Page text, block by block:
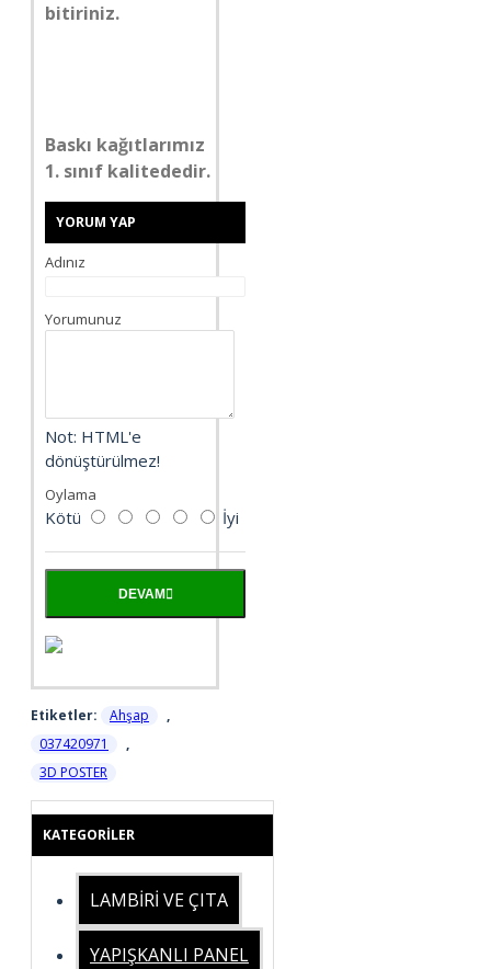
bitiriniz.
Baskı kağıtlarımız
1. sınıf kalitededir.
YORUM YAP
Adınız
Yorumunuz
Not: HTML'e
dönüştürülmez!
Oylama
Kötü İyi
DEVAM
Etiketler: Ahşap
,
037420971
,
3D POSTER
KATEGORILER
LAMBİRİ VE ÇITA
YAPIŞKANLI PANEL